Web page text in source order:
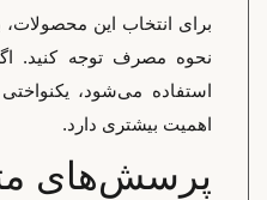
برای انتخاب این محصولات،
نحوه مصرف توجه کنید.
استفاده می‌شود،
اهمیت بیشتری دارد.
پرسش‌های